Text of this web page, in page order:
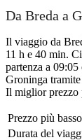
Da Breda a
Il viaggio da
11 h e 40 min.
partenza a
Groninga
Il miglior prezzo
Prezzo più basso
Durata del